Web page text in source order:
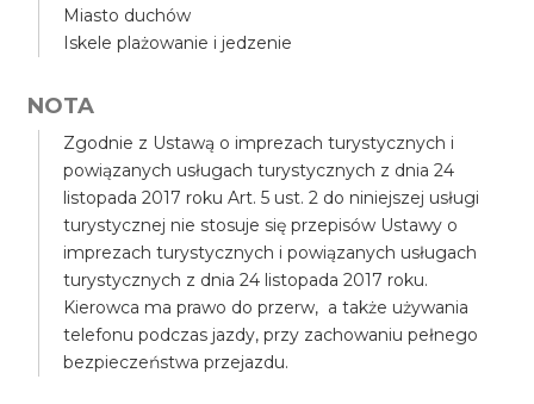
Miasto duchów
Iskele plażowanie i jedzenie
NOTA
Zgodnie z Ustawą o imprezach turystycznych i
powiązanych usługach turystycznych z dnia 24
listopada 2017 roku Art. 5 ust. 2 do niniejszej usługi
turystycznej nie stosuje się przepisów Ustawy o
imprezach turystycznych i powiązanych usługach
turystycznych z dnia 24 listopada 2017 roku.
Kierowca ma prawo do przerw, a także używania
telefonu podczas jazdy, przy zachowaniu pełnego
bezpieczeństwa przejazdu.